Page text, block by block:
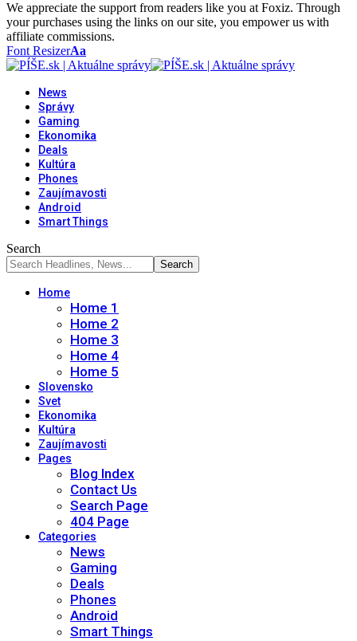
We appreciate the support from readers like you at Foxiz. Through
your purchases using the links on our site, you empower us with
affiliate commissions.
Font ResizerAa
News
Správy
Gaming
Ekonomika
Deals
Kultúra
Phones
Zaujímavosti
Android
Smart Things
Search
Home
Home 1
Home 2
Home 3
Home 4
Home 5
Slovensko
Svet
Ekonomika
Kultúra
Zaujímavosti
Pages
Blog Index
Contact Us
Search Page
404 Page
Categories
News
Gaming
Deals
Phones
Android
Smart Things